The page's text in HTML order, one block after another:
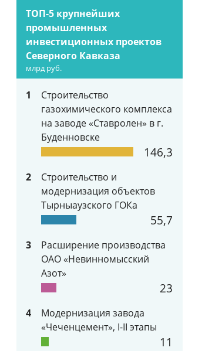
ТОП-5 крупнейших
промышленных
инвестиционных проектов
Северного Кавказа
млрд руб.
1
Строительство
газохимического комплекса
на заводе «Ставролен» в г.
Буденновске
146,3
2
Строительство и
модернизация объектов
Тырныаузского ГОКа
55,7
3
Расширение производства
ОАО «Невинномысский
Азот»
23
4
Модернизация завода
«Чеченцемент», I-II этапы
11